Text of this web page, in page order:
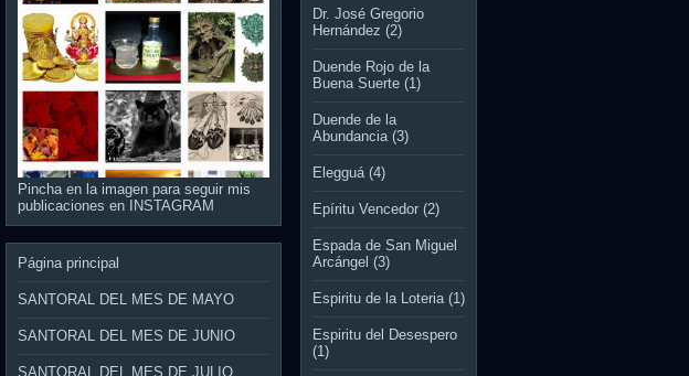
Pincha en la imagen para seguir mis
publicaciones en INSTAGRAM
Página principal
SANTORAL DEL MES DE MAYO
SANTORAL DEL MES DE JUNIO
SANTORAL DEL MES DE JULIO
Dr. José Gregorio
Hernández (2)
Duende Rojo de la
Buena Suerte (1)
Duende de la
Abundancia (3)
Elegguá (4)
Epíritu Vencedor (2)
Espada de San Miguel
Arcángel (3)
Espiritu de la Loteria (1)
Espiritu del Desespero
(1)